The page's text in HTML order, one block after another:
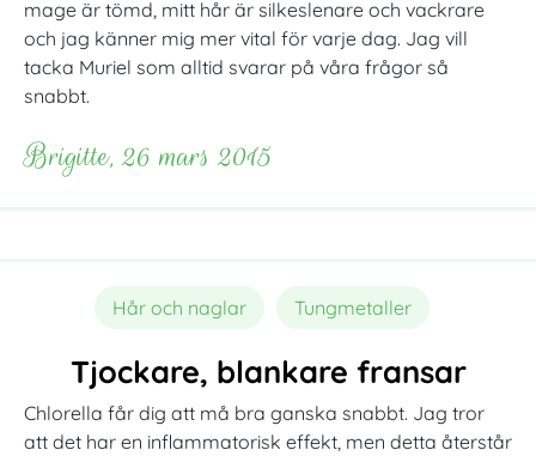
mage är tömd, mitt hår är silkeslenare och vackrare
och jag känner mig mer vital för varje dag. Jag vill
tacka Muriel som alltid svarar på våra frågor så
snabbt.
Brigitte, 26 mars 2015
Hår och naglar Tungmetaller
Tjockare, blankare fransar
Chlorella får dig att må bra ganska snabbt. Jag tror
att det har en inflammatorisk effekt, men detta återstår